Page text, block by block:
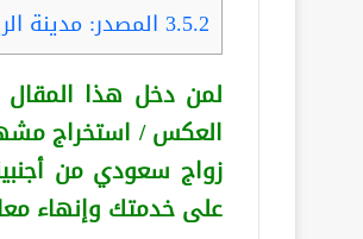
3.5.2 المصدر: مدينة
لمن دخل هذا
العكس/ استخراج
زواج سعودي من
على خدمتك وإنهاء